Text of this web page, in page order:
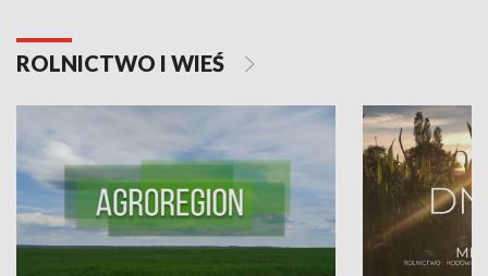
ROLNICTWO I WIEŚ